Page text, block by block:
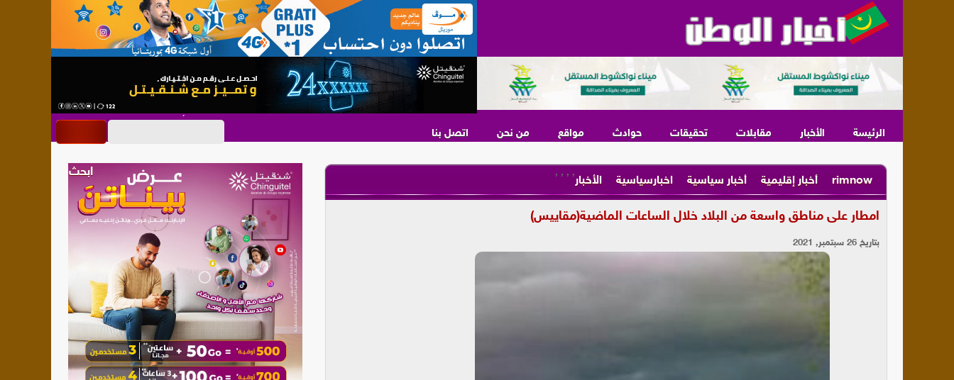
الرئيسة الأخبار مقابلات تحقيقات حوادث مواقع من نحن اتصل بنا
rimnow
,
أخبار إقليمية
,
أخبار سياسية
,
اخبارسياسية
,
الأخبار
امطار على مناطق واسعة من البلاد خلال الساعات الماضية(مقاييس)
بتاريخ 26 سبتمبر, 2021